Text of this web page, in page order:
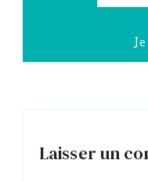
Laisser un